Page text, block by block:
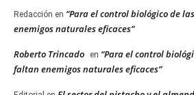
Redacción en “Para el control biológico de
enemigos naturales eficaces”
Roberto Trincado en “Para el control
faltan enemigos naturales eficaces”